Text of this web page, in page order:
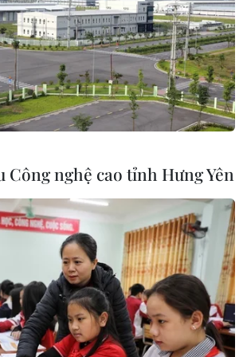
thành điểm nóng
Nile
vào miền Đông
báo mưa lớn trên
mạng nhằm vào
của Mỹ
Công nghệ cao tỉnh Hưng Yên